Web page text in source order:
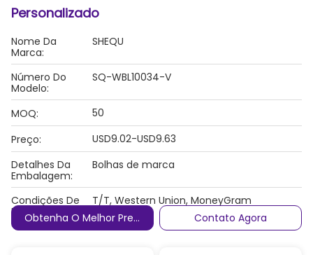
Personalizado
Nome Da
Marca:
SHEQU
Número Do
Modelo:
SQ-WBL10034-V
MOQ:
50
Preço:
USD9.02-USD9.63
Detalhes Da
Embalagem:
Bolhas de marca
Condições De
Pagamento:
T/T, Western Union, MoneyGram
Obtenha O Melhor Preço
Contato Agora